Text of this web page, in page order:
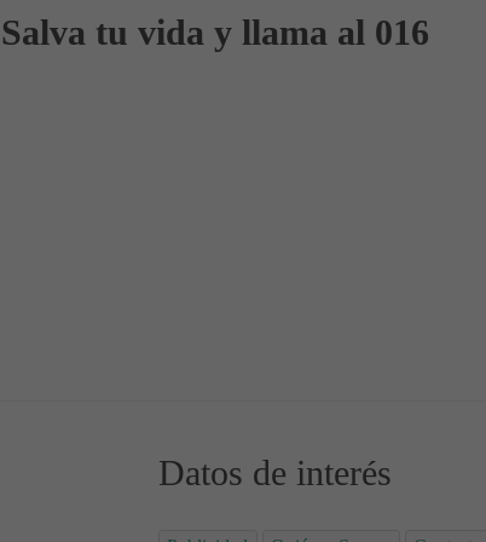
Salva tu vida y llama al 016
12la prevención 10
Datos de interés